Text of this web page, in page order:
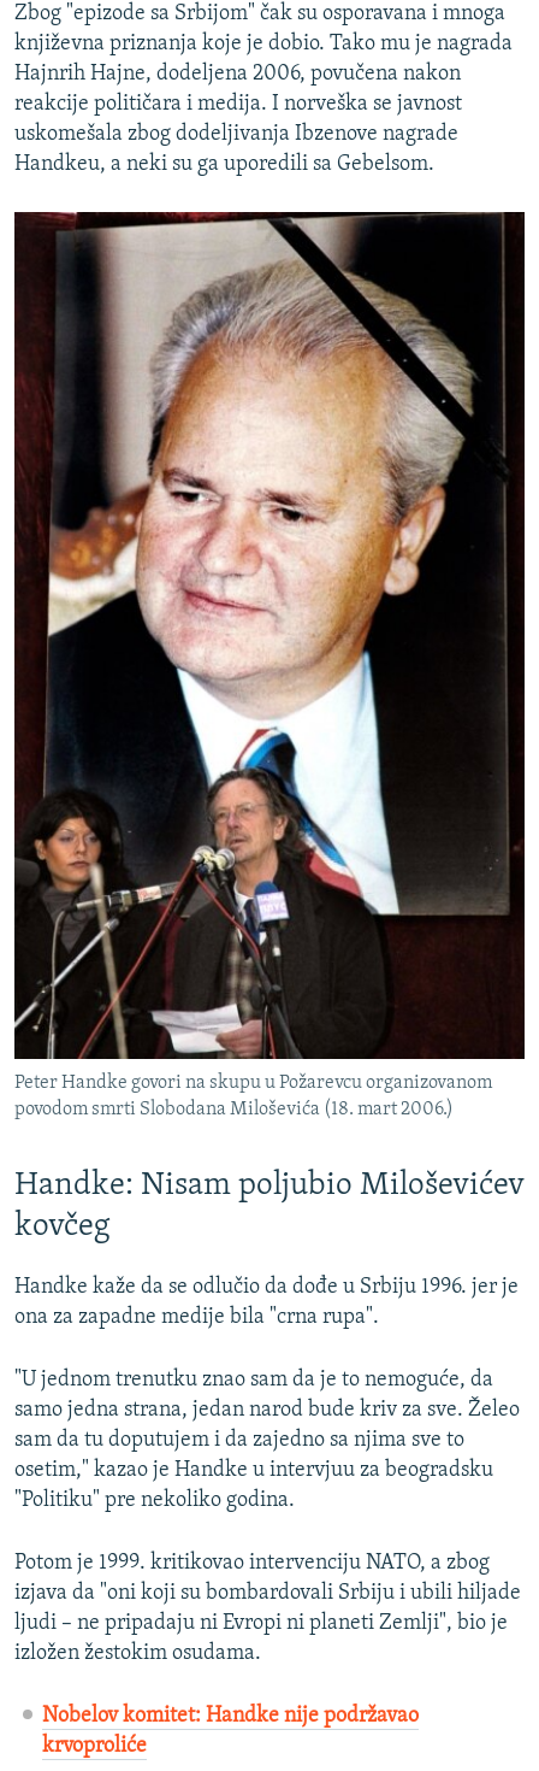
Zbog "epizode sa Srbijom" čak su osporavana i mnoga
književna priznanja koje je dobio. Tako mu je nagrada
Hajnrih Hajne, dodeljena 2006, povučena nakon
reakcije političara i medija. I norveška se javnost
uskomešala zbog dodeljivanja Ibzenove nagrade
Handkeu, a neki su ga uporedili sa Gebelsom.
Peter Handke govori na skupu u Požarevcu organizovanom
povodom smrti Slobodana Miloševića (18. mart 2006.)
Handke: Nisam poljubio Miloševićev
kovčeg
Handke kaže da se odlučio da dođe u Srbiju 1996. jer je
ona za zapadne medije bila "crna rupa".
"U jednom trenutku znao sam da je to nemoguće, da
samo jedna strana, jedan narod bude kriv za sve. Želeo
sam da tu doputujem i da zajedno sa njima sve to
osetim," kazao je Handke u intervjuu za beogradsku
"Politiku" pre nekoliko godina.
Potom je 1999. kritikovao intervenciju NATO, a zbog
izjava da "oni koji su bombardovali Srbiju i ubili hiljade
ljudi – ne pripadaju ni Evropi ni planeti Zemlji", bio je
izložen žestokim osudama.
Nobelov komitet: Handke nije podržavao
krvoproliće